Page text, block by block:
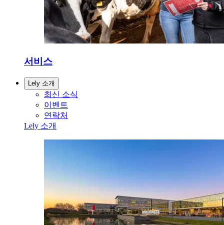
서비스
Lely 소개
최신 소식
이벤트
연락처
Lely 소개